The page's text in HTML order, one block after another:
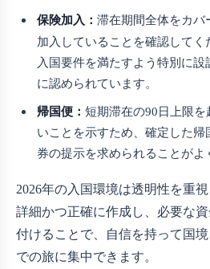
保険加入：滞在期間全体をカバ
加入していることを確認してく
入国要件を満たすよう特別に
に認められています。
帰国便：短期滞在の90日上限
いことを示すため、確定した
券の提示を求められることがよ
2026年の入国環境は透明性を重
詳細かつ正確に作成し、必要な
付けることで、自信を持って国
での旅に集中できます。